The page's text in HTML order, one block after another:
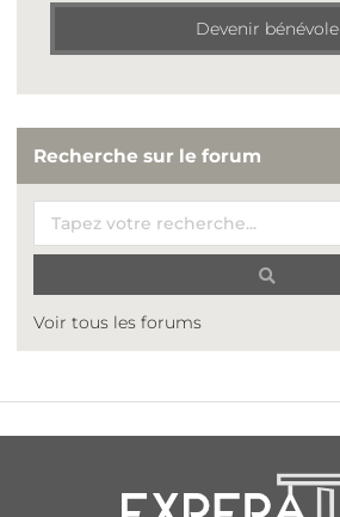
Devenir bénévole
Recherche sur le forum
Voir tous les forums